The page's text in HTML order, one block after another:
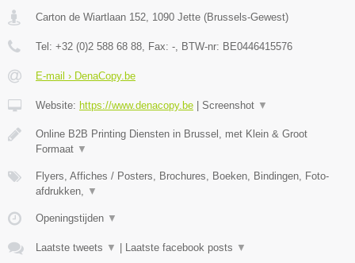
Carton de Wiartlaan 152 1090 Jette (Brussels-Gewest)
Tel: +32 (0)2 588 68 88 , Fax: - , BTW-nr: BE0446415576
E-mail › DenaCopy.be
Website: https://www.denacopy.be | Screenshot ▼
Online B2B Printing Diensten in Brussel, met Klein & Groot
Formaat ▼
Flyers, Affiches / Posters, Brochures, Boeken, Bindingen, Foto-
afdrukken,
▼
Openingstijden ▼
Laatste tweets ▼ | Laatste facebook posts ▼